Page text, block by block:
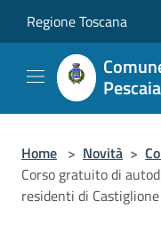
Regione Toscana
Pescaia
Home > Novità >
Corso gratuito di
residenti di